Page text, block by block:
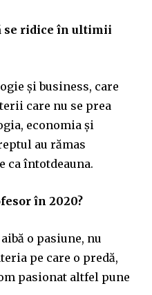
se ridice în ultimii
și business, care
care nu se prea
economia și
au rămas
ca întotdeauna.
în 2020?
aibă o pasiune, nu
pe care o predă,
pasionat altfel pune